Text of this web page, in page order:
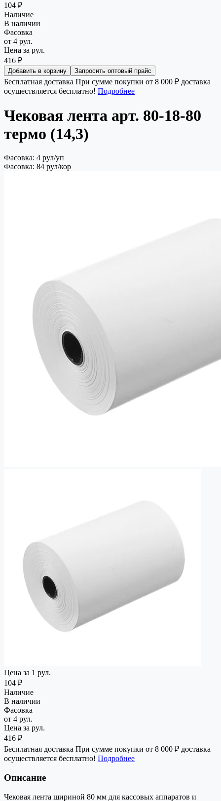
104 ₽
Наличие
В наличии
Фасовка
от 4 рул.
Цена за рул.
416 ₽
Добавить в корзину Запросить оптовый прайс
Бесплатная доставка При сумме покупки от 8 000 ₽ доставка
осуществляется бесплатно! Подробнее
Чековая лента арт. 80-18-80
термо (14,3)
Фасовка: 4 рул/уп
Фасовка: 84 рул/кор
Цена за 1 рул.
104 ₽
Наличие
В наличии
Фасовка
от 4 рул.
Цена за рул.
416 ₽
Бесплатная доставка При сумме покупки от 8 000 ₽ доставка
осуществляется бесплатно! Подробнее
Описание
Чековая лента шириной 80 мм для кассовых аппаратов и